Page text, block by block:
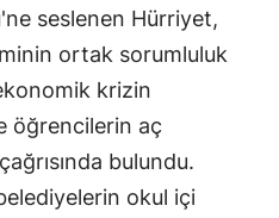
seslenen Hürriyet,
ortak sorumluluk
krizin
öğrencilerin aç
bulundu.
okul içi